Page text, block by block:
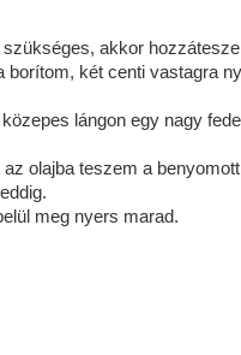
akkor
két centi vastagra
lángon egy nagy
olajba teszem a
meg nyers marad.